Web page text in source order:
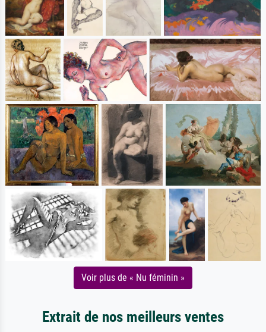
Voir plus de « Nu féminin »
Extrait de nos meilleurs ventes